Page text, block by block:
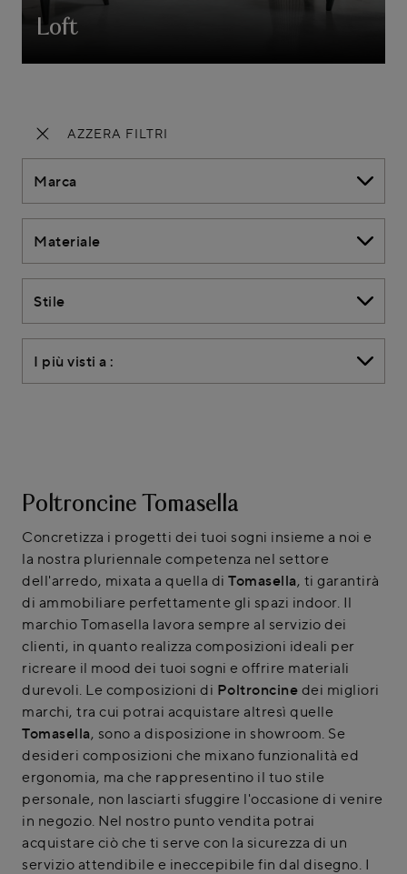
AZZERA FILTRI
Marca
Materiale
Stile
I più visti a :
Loft
Poltroncine Tomasella
Concretizza i progetti dei tuoi sogni insieme a noi e
la nostra pluriennale competenza nel settore
dell'arredo, mixata a quella di Tomasella, ti garantirà
di ammobiliare perfettamente gli spazi indoor. Il
marchio Tomasella lavora sempre al servizio dei
clienti, in quanto realizza composizioni ideali per
ricreare il mood dei tuoi sogni e offrire materiali
durevoli. Le composizioni di Poltroncine dei migliori
marchi, tra cui potrai acquistare altresì quelle
Tomasella, sono a disposizione in showroom. Se
desideri composizioni che mixano funzionalità ed
ergonomia, ma che rappresentino il tuo stile
personale, non lasciarti sfuggire l'occasione di venire
in negozio. Nel nostro punto vendita potrai
acquistare ciò che ti serve con la sicurezza di un
servizio attendibile e ineccepibile fin dal disegno. I